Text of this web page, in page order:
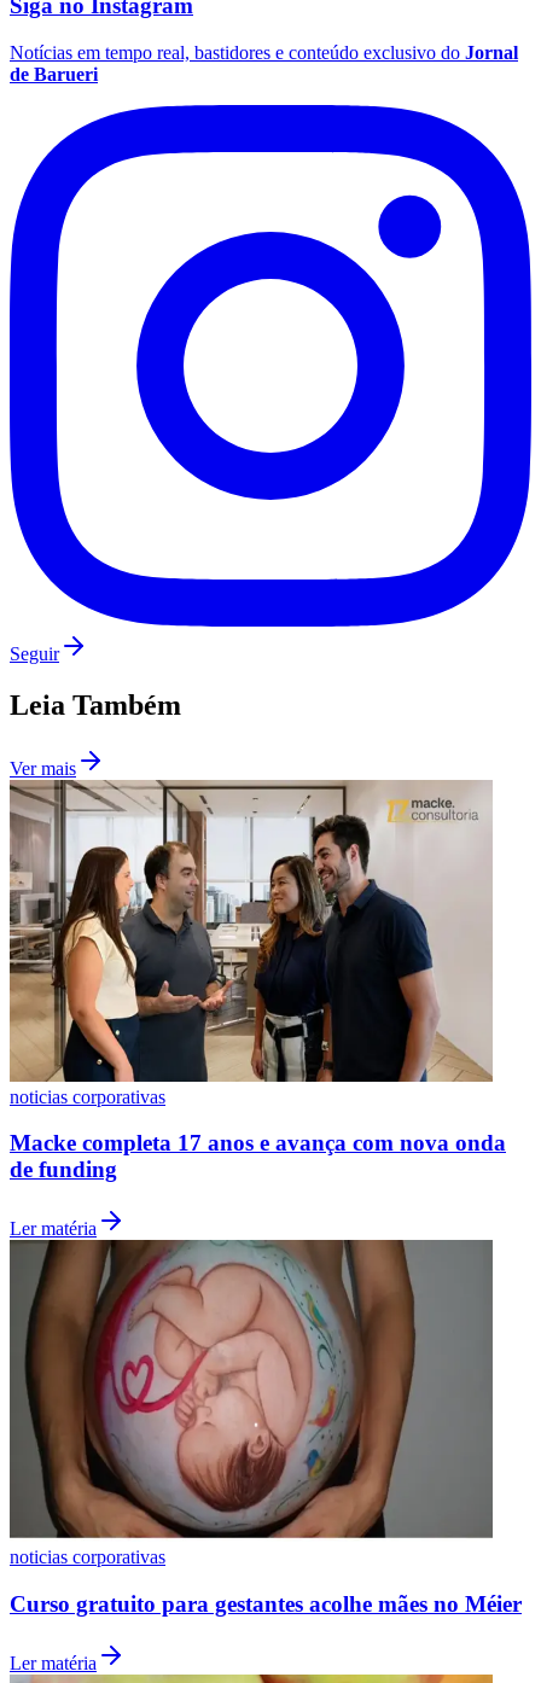
Botafogo
Grêmio
Internacional
Siga no Instagram
Notícias em tempo real, bastidores e conteúdo exclusivo do Jornal
de Barueri
Seguir
Leia Também
Ver mais
noticias corporativas
Macke completa 17 anos e avança com nova onda
de funding
Ler matéria
noticias corporativas
Curso gratuito para gestantes acolhe mães no Méier
Ler matéria